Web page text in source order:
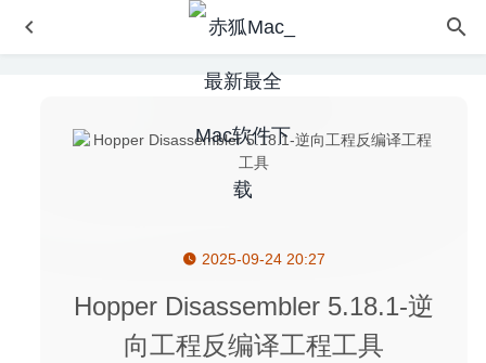
2025-09-24 20:27
Hopper Disassembler 5.18.1-逆
向工程反编译工程工具
TextMate 2.0.7 – 专业且好用的文本编辑器
Affinity Designer Beta 1.9.0.2 中文版-最流畅的矢量图形设
计工具
2020-09-16
Find Any File 2.1.1 for Mac- 功能强大的文件查找器